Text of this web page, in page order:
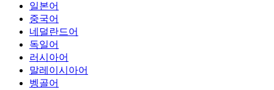
일본어
중국어
네덜란드어
독일어
러시아어
말레이시아어
벵골어